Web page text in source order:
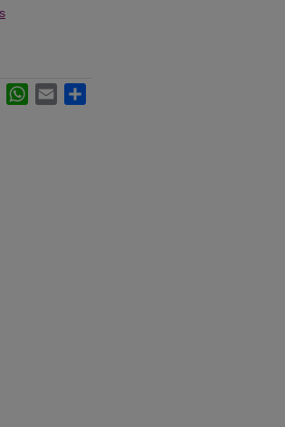
LinkedInWhatsApp
Email